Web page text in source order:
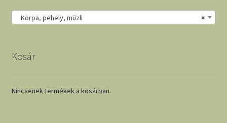
×
Korpa, pehely, müzli
Kosár
Nincsenek termékek a kosárban.